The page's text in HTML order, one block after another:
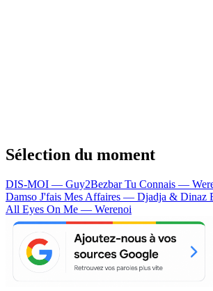
Sélection du moment
DIS-MOI — Guy2BezbarTu Connais —
Damso J'fais Mes Affaires — Djadja & Dinaz
All Eyes On Me — Werenoi